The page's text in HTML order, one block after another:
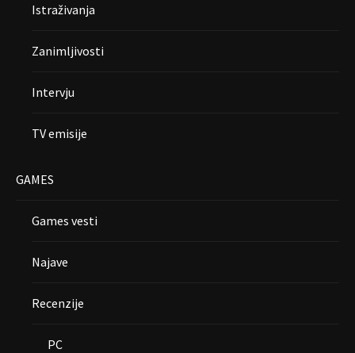
Istraživanja
Zanimljivosti
Intervju
TV emisije
GAMES
Games vesti
Najave
Recenzije
PC